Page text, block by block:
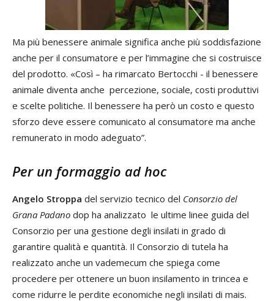
Ma più benessere animale significa anche più soddisfazione
anche per il consumatore e per l’immagine che si costruisce
del prodotto. «Così – ha rimarcato Bertocchi - il benessere
animale diventa anche percezione, sociale, costi produttivi
e scelte politiche. Il benessere ha però un costo e questo
sforzo deve essere comunicato al consumatore ma anche
remunerato in modo adeguato”.
Per un formaggio ad hoc
Angelo Stroppa del servizio tecnico del Consorzio del
Grana Padano dop ha analizzato le ultime linee guida del
Consorzio per una gestione degli insilati in grado di
garantire qualità e quantità. Il Consorzio di tutela ha
realizzato anche un vademecum che spiega come
procedere per ottenere un buon insilamento in trincea e
come ridurre le perdite economiche negli insilati di mais.